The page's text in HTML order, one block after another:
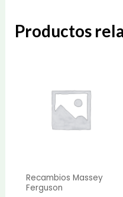
Productos
Recambios Massey
Ferguson